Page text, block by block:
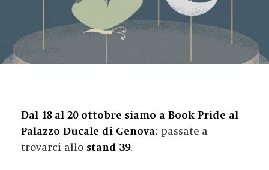
Dal 18 al 20 ottobre siamo a Book Pride al
Palazzo Ducale di Genova: passate a
trovarci allo stand 39.